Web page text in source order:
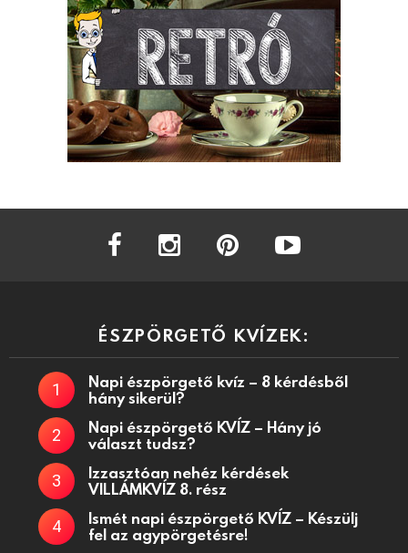
facebook instagram
ÉSZPÖRGETŐ KVÍZEK:
Napi észpörgető kvíz – 8 kérdésből
hány sikerül?
Napi észpörgető KVÍZ – Hány jó
választ tudsz?
Izzasztóan nehéz kérdések
VILLÁMKVÍZ 8. rész
Ismét napi észpörgető KVÍZ – Készülj
fel az agypörgetésre!